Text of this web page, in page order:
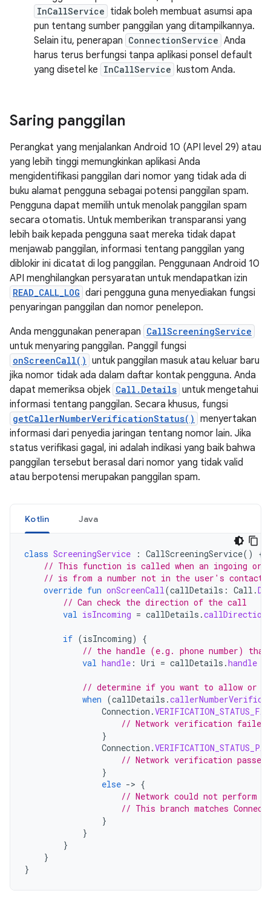
InCallService tidak boleh membuat asumsi apa
pun tentang sumber panggilan yang ditampilkannya.
Selain itu, penerapan ConnectionService Anda
harus terus berfungsi tanpa aplikasi ponsel default
yang disetel ke InCallService kustom Anda.
Saring panggilan
Perangkat yang menjalankan Android 10 (API level 29) atau
yang lebih tinggi memungkinkan aplikasi Anda
mengidentifikasi panggilan dari nomor yang tidak ada di
buku alamat pengguna sebagai potensi panggilan spam.
Pengguna dapat memilih untuk menolak panggilan spam
secara otomatis. Untuk memberikan transparansi yang
lebih baik kepada pengguna saat mereka tidak dapat
menjawab panggilan, informasi tentang panggilan yang
diblokir ini dicatat di log panggilan. Penggunaan Android 10
API menghilangkan persyaratan untuk mendapatkan izin
READ_CALL_LOG dari pengguna guna menyediakan fungsi
penyaringan panggilan dan nomor penelepon.
Anda menggunakan penerapan CallScreeningService
untuk menyaring panggilan. Panggil fungsi
onScreenCall() untuk panggilan masuk atau keluar baru
jika nomor tidak ada dalam daftar kontak pengguna. Anda
dapat memeriksa objek Call.Details untuk mengetahui
informasi tentang panggilan. Secara khusus, fungsi
getCallerNumberVerificationStatus() menyertakan
informasi dari penyedia jaringan tentang nomor lain. Jika
status verifikasi gagal, ini adalah indikasi yang baik bahwa
panggilan tersebut berasal dari nomor yang tidak valid
atau berpotensi merupakan panggilan spam.
Kotlin Java
class ScreeningService : CallScreeningService()
{
// This function is called when an ingoing or
// is from a number not in the user's
override fun onScreenCall(callDetails : Call .
// Can check the direction of the call
val isIncoming = callDetails .callDirection
if (isIncoming)
{
// the handle (e.g. phone number)
val handle : Uri = callDetails .handle
// determine if you want to allow or
when (callDetails .
Connection .
// Network verification
}
Connection .
// Network verification
}
else -> {
// Network could not perform
// This branch matches
}
}
}
}
}